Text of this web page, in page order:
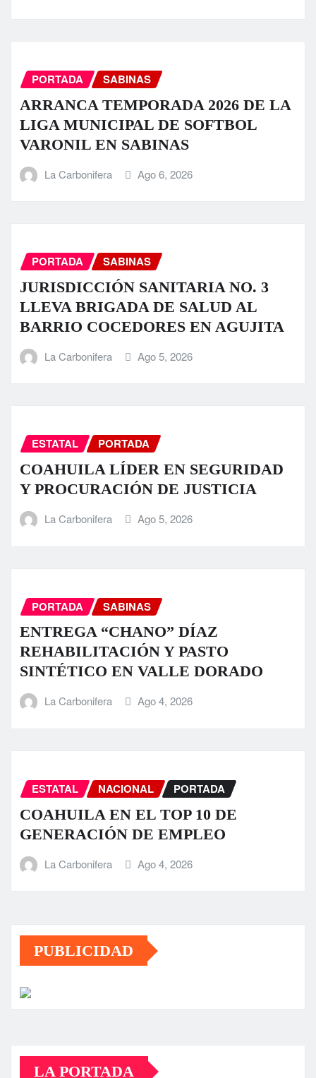
PORTADA SABINAS
ARRANCA TEMPORADA 2026 DE LA
LIGA MUNICIPAL DE SOFTBOL
VARONIL EN SABINAS
La Carbonifera Ago 6, 2026
PORTADA SABINAS
JURISDICCIÓN SANITARIA NO. 3
LLEVA BRIGADA DE SALUD AL
BARRIO COCEDORES EN AGUJITA
La Carbonifera Ago 5, 2026
ESTATAL PORTADA
COAHUILA LÍDER EN SEGURIDAD
Y PROCURACIÓN DE JUSTICIA
La Carbonifera Ago 5, 2026
PORTADA SABINAS
ENTREGA “CHANO” DÍAZ
REHABILITACIÓN Y PASTO
SINTÉTICO EN VALLE DORADO
La Carbonifera Ago 4, 2026
ESTATAL NACIONAL PORTADA
COAHUILA EN EL TOP 10 DE
GENERACIÓN DE EMPLEO
La Carbonifera Ago 4, 2026
PUBLICIDAD
LA PORTADA